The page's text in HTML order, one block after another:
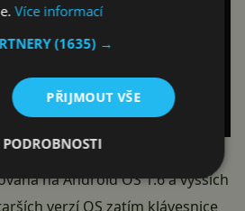
na Android OS 1.6 a vyšších
verzí OS zatím klávesnice
Více informací
(1635) →
PŘIJMOUT VŠE